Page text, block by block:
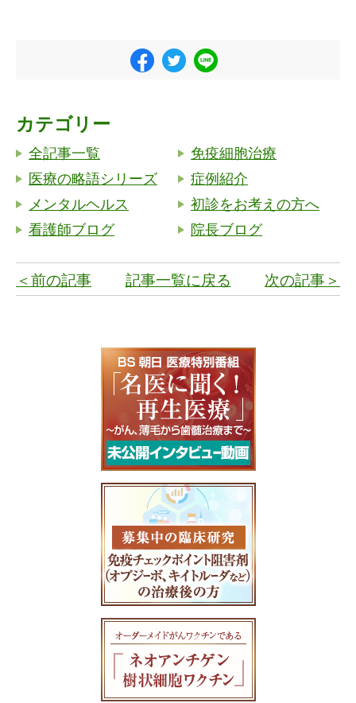
カテゴリー
全記事一覧
免疫細胞治療
医療の略語シリーズ
症例紹介
メンタルヘルス
初診をお考えの方へ
看護師ブログ
院長ブログ
＜前の記事 記事一覧に戻る 次の記事＞